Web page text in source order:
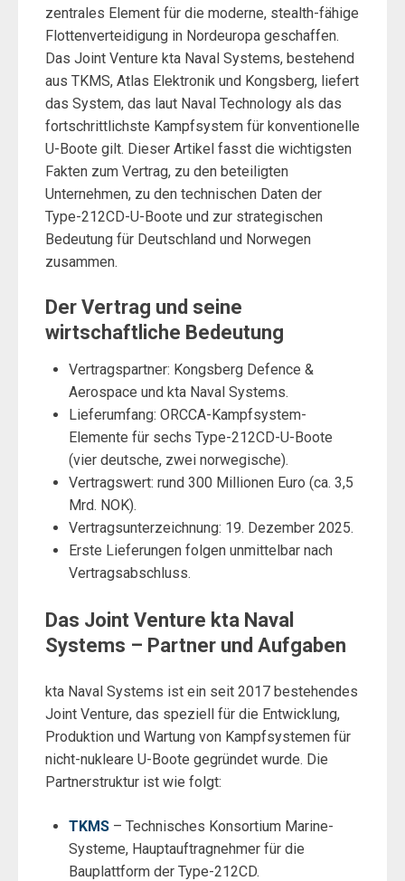
zentrales Element für die moderne, stealth-fähige
Flottenverteidigung in Nordeuropa geschaffen.
Das Joint Venture kta Naval Systems, bestehend
aus TKMS, Atlas Elektronik und Kongsberg, liefert
das System, das laut Naval Technology als das
fortschrittlichste Kampfsystem für konventionelle
U-Boote gilt. Dieser Artikel fasst die wichtigsten
Fakten zum Vertrag, zu den beteiligten
Unternehmen, zu den technischen Daten der
Type-212CD-U-Boote und zur strategischen
Bedeutung für Deutschland und Norwegen
zusammen.
Der Vertrag und seine
wirtschaftliche Bedeutung
Vertragspartner: Kongsberg Defence &
Aerospace und kta Naval Systems.
Lieferumfang: ORCCA-Kampfsystem-
Elemente für sechs Type-212CD-U-Boote
(vier deutsche, zwei norwegische).
Vertragswert: rund 300 Millionen Euro (ca. 3,5
Mrd. NOK).
Vertragsunterzeichnung: 19. Dezember 2025.
Erste Lieferungen folgen unmittelbar nach
Vertragsabschluss.
Das Joint Venture kta Naval
Systems – Partner und Aufgaben
kta Naval Systems ist ein seit 2017 bestehendes
Joint Venture, das speziell für die Entwicklung,
Produktion und Wartung von Kampfsystemen für
nicht-nukleare U-Boote gegründet wurde. Die
Partnerstruktur ist wie folgt:
TKMS– Technisches Konsortium Marine-
Systeme, Hauptauftragnehmer für die
Bauplattform der Type-212CD.